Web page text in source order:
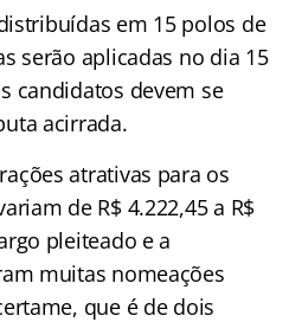
em 15 polos de
serão aplicadas no dia 15
candidatos devem se
acirrada.
atrativas para os
de R$ 4.222,45 a R$
pleiteado e a
muitas nomeações
que é de dois